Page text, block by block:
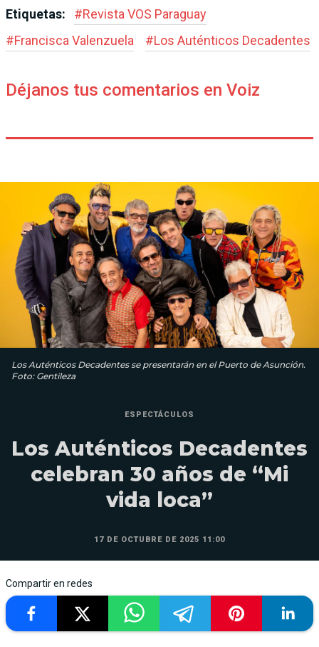
Etiquetas: #Revista VOS Paraguay
#Francisca Valenzuela #Los Auténticos Decadentes
Déjanos tus comentarios en Voiz
Los Auténticos Decadentes se presentarán en el Puerto de Asunción.
Foto: Gentileza
ESPECTÁCULOS
Los Auténticos Decadentes
celebran 30 años de “Mi
vida loca”
17 DE OCTUBRE DE 2025 11:00
Compartir en redes